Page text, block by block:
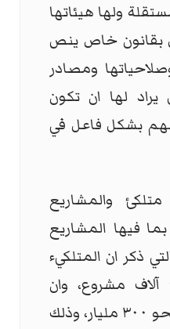
ولها هيئاتها
بقانون خاص ينص
ومصادر
لها ان تكون
بشكل فاعل في
والمشاريع
فيها المشاريع
ذكر ان المتلكيء
والوهمي منها بلغ ٩ آلاف مشروع، وان
قيمتها النقدية تقدر بنحو ٣٠٠ مليار، وذلك